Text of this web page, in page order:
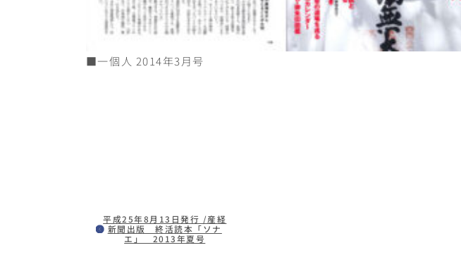
■一個人 2014年3月号
平成25年8月13日発行 /産経
新聞出版 終活読本「ソナ
エ」 2013年夏号